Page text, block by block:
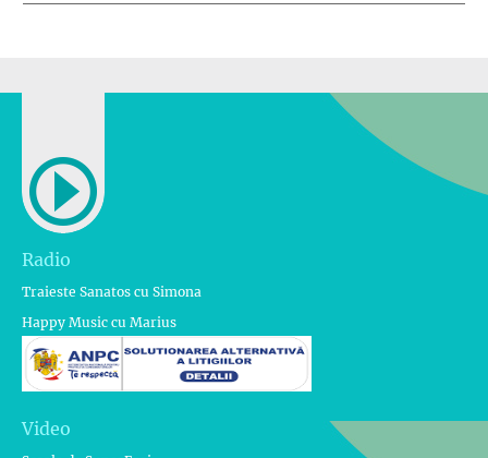
Radio
Traieste Sanatos cu Simona
Happy Music cu Marius
Video